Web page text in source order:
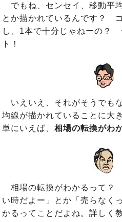
でもね、センセイ、移動平
とか描かれているんです？
し、1本で十分じゃねーの？
ト！
いえいえ、それがそうでも
均線が描かれていることに大
単にいえば、相場の転換がわ
相場の転換がわかるって？
い時だよー」とか「売らなく
かるってことだよね。詳しく